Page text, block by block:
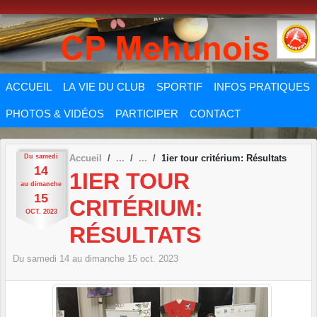
ACCUEIL LA VIE DU CLUB SPORTIF INFOS PRATIQUES
PHOTOS & VIDÉOS PARTICIPER CONTACT
Du samedi
14
au dimanche
15
OCT. 2023
Accueil 1ier tour critérium: Résultats
1IER TOUR
CRITÉRIUM:
RÉSULTATS
Du samedi 14 au dimanche 15 oct. 2023